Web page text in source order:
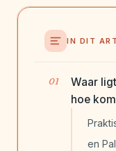
IN DIT
Waar
hoe
en